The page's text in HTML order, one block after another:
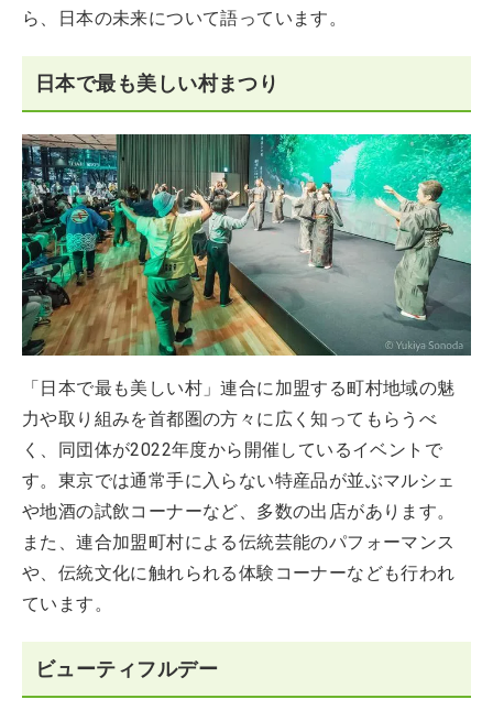
ら、日本の未来について語っています。
日本で最も美しい村まつり
「日本で最も美しい村」連合に加盟する町村地域の魅
力や取り組みを首都圏の方々に広く知ってもらうべ
く、同団体が2022年度から開催しているイベントで
す。東京では通常手に入らない特産品が並ぶマルシェ
や地酒の試飲コーナーなど、多数の出店があります。
また、連合加盟町村による伝統芸能のパフォーマンス
や、伝統文化に触れられる体験コーナーなども行われ
ています。
ビューティフルデー